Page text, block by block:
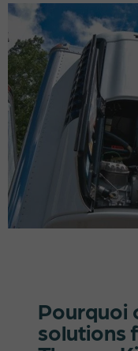
Pourquoi
solutions